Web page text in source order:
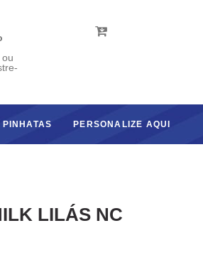
ou
PINHATAS PERSONALIZE AQUI
LILÁS NC